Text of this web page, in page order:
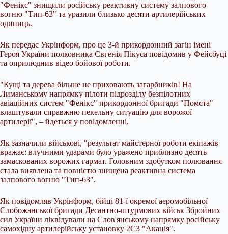
"Фенікс" знищили російську реактивну систему залпового
вогню "Тип-63" та уразили близько десяти артилерійських
одиниць.
Як передає Укрінформ, про це 3-й прикордонний загін імені
Героя України полковника Євгенія Пікуса повідомив у Фейсбуці
та оприлюднив відео бойової роботи.
"Кущі та дерева більше не приховають загарбників! На
Лиманському напрямку пілоти підрозділу безпілотних
авіаційних систем "Фенікс" прикордонної бригади "Помста"
влаштували справжню пекельну ситуацію для ворожої
артилерії", – йдеться у повідомленні.
Як зазначили військові, "результат майстерної роботи екіпажів
вражає: влучними ударами було уражено приблизно десять
замаскованих ворожих гармат. Головним здобутком полювання
стала виявлена та повністю знищена реактивна система
залпового вогню "Тип-63".
Як повідомляв Укрінформ, бійці 81-ї окремої аеромобільної
Слобожанської бригади Десантно-штурмових військ Збройних
сил України ліквідували на Слов'янському напрямку російську
самохідну артилерійську установку 2С3 "Акація".